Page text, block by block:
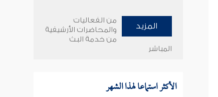
المزيد
من الفعاليات
والمحاضرات الأرشيفية
من خدمة البث
المباشر
الأكثر استماعا لهذا الشهر